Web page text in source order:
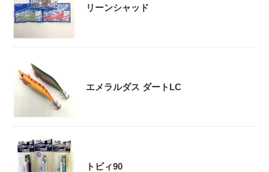
リーンシャッド
エメラルダス ダートLC
トビィ90